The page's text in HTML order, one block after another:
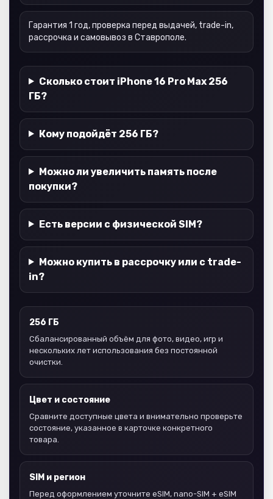
Гарантия 1 год, проверка перед выдачей, trade-in,
рассрочка и самовывоз в Ставрополе.
Сколько стоит iPhone 16 Pro Max 256
ГБ?
Кому подойдёт 256 ГБ?
Можно ли увеличить память после
покупки?
Есть версии с физической SIM?
Можно купить в рассрочку или с trade-
in?
256 ГБ
Сбалансированный объём для фото, видео, игр и
нескольких лет использования без постоянной
очистки.
Цвет и состояние
Сравните доступные цвета и внимательно проверьте
состояние, указанное в карточке конкретного
товара.
SIM и регион
Перед оформлением уточните eSIM, nano-SIM + eSIM